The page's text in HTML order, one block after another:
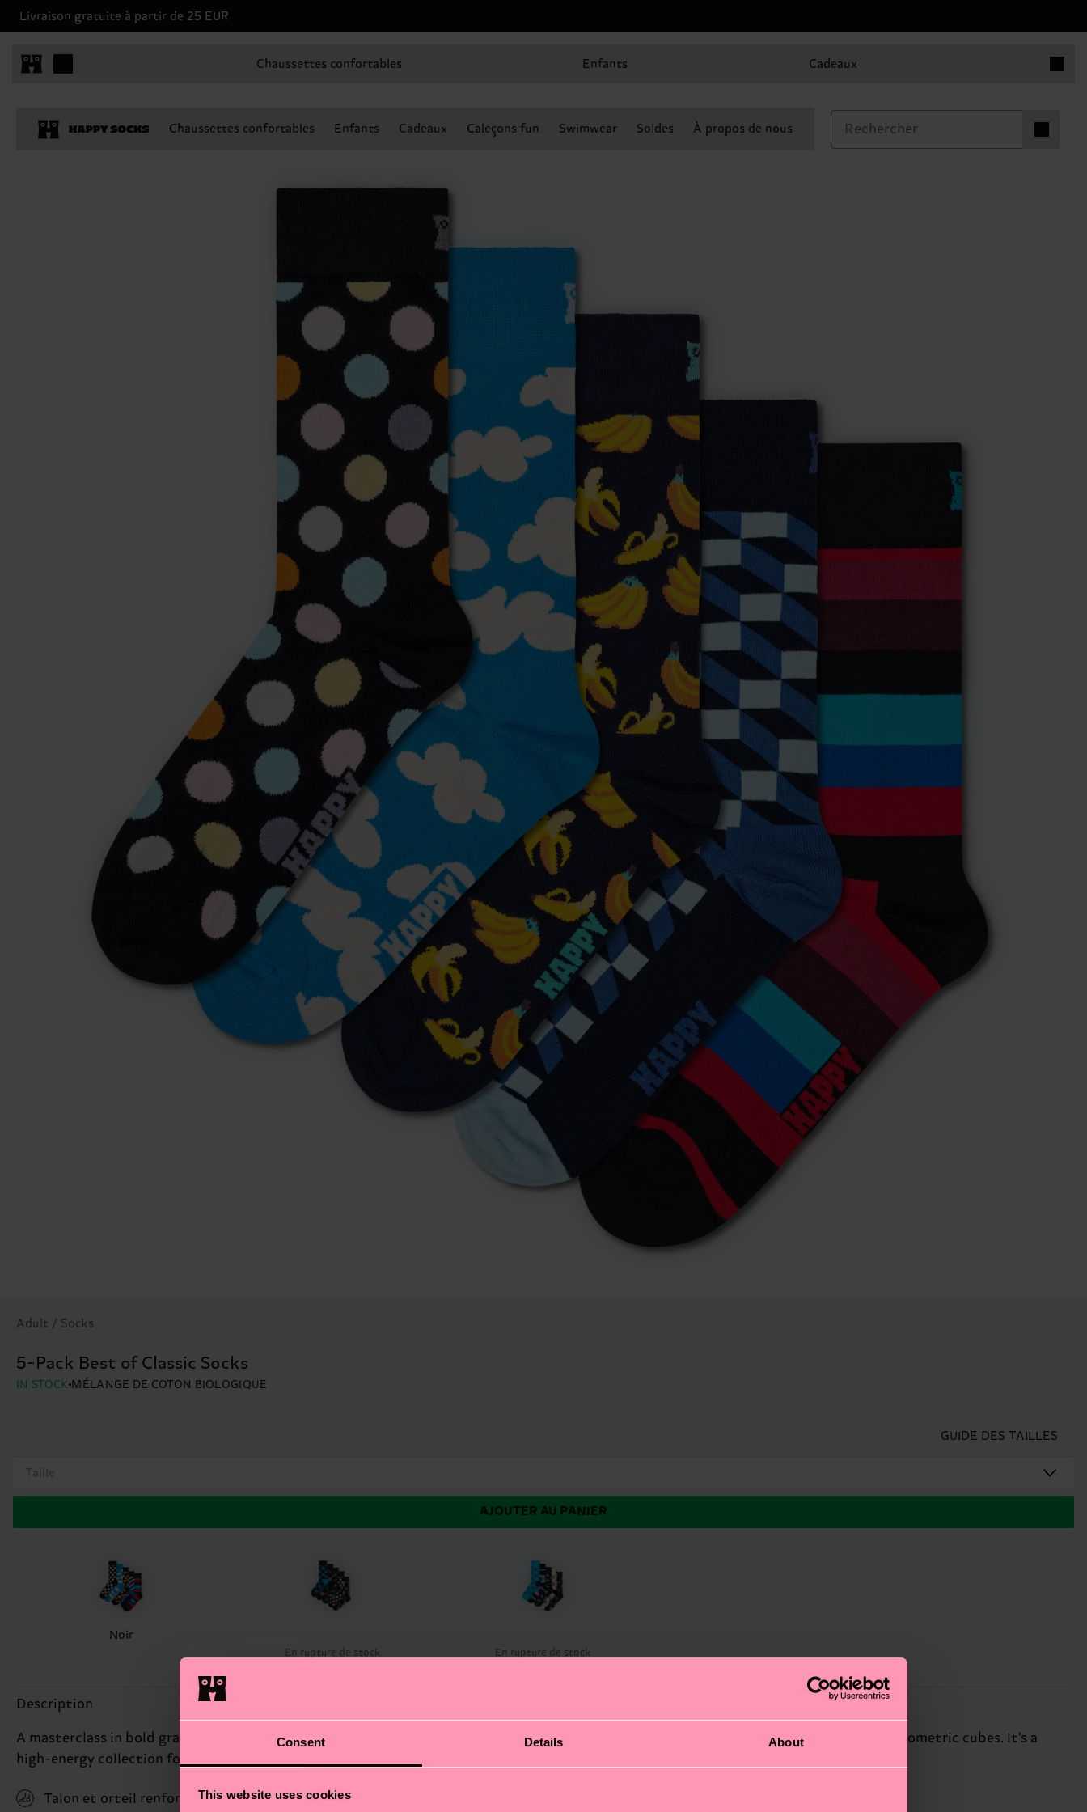
Consent Details About
This website uses cookies
Livraison gratuite à partir de 25 EUR
Chaussettes confortables Enfants Cadeaux
Chaussettes confortables Enfants Cadeaux Caleçons fun Swimwear Soldes À propos de nous
Adult / Socks
5-Pack Best of Classic Socks
IN STOCK MÉLANGE DE COTON BIOLOGIQUE
GUIDE DES TAILLES
Taille
AJOUTER AU PANIER
Noir
En rupture de stock En rupture de stock
Description
A masterclass in bold graphics, this set features the fan-favorite cloud print, oversized polka dots, bunches of bananas, and 3D-effect geometric cubes. It’s a
high-energy collection for those who love surrealist patterns.
Talon et orteil renforcés